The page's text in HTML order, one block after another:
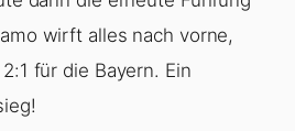
wirft alles nach vorne,
für die Bayern. Ein